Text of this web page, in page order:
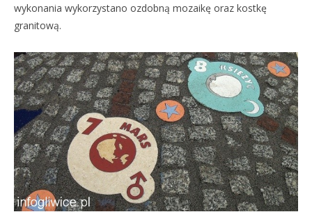
wykonania wykorzystano ozdobną mozaikę oraz kostkę
granitową.